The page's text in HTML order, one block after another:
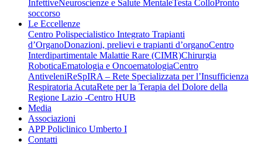
InfettiveNeuroscienze e Salute MentaleTesta ColloPronto
soccorso
Le Eccellenze
Centro Polispecialistico Integrato Trapianti
d’OrganoDonazioni, prelievi e trapianti d’organoCentro
Interdipartimentale Malattie Rare (CIMR)Chirurgia
RoboticaEmatologia e OncoematologiaCentro
AntiveleniReSpIRA – Rete Specializzata per l’Insufficienza
Respiratoria AcutaRete per la Terapia del Dolore della
Regione Lazio -Centro HUB
Media
Associazioni
APP Policlinico Umberto I
Contatti